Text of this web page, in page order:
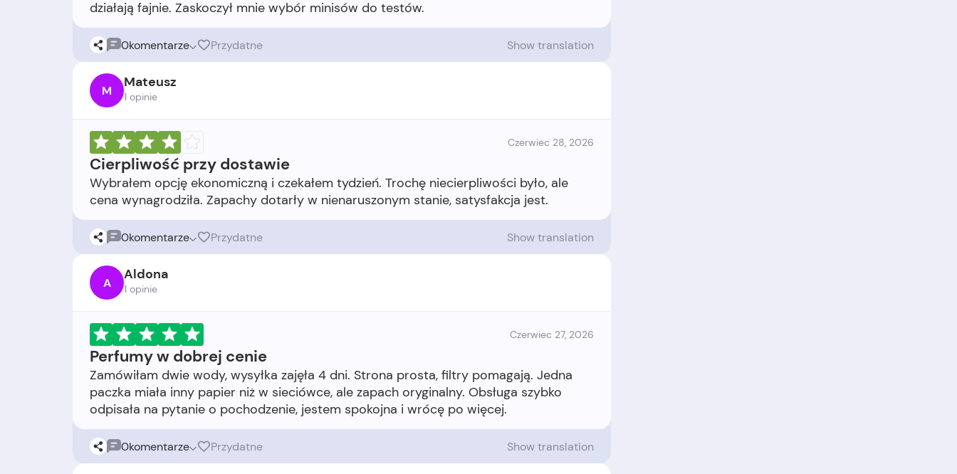
0komentarze Przydatne Show translation
M Mateusz
1 opinie
Czerwiec 28, 2026
Cierpliwość przy dostawie
Wybrałem opcję ekonomiczną i czekałem tydzień. Trochę niecierpliwości było, ale
0komentarze Przydatne Show translation
A Aldona
1 opinie
Czerwiec 27, 2026
Perfumy w dobrej cenie
Zamówiłam dwie wody, wysyłka zajęła 4 dni. Strona prosta, filtry pomagają. Jedna
paczka miała inny papier niż w sieciówce, ale zapach oryginalny. Obsługa szybko
0komentarze Przydatne Show translation